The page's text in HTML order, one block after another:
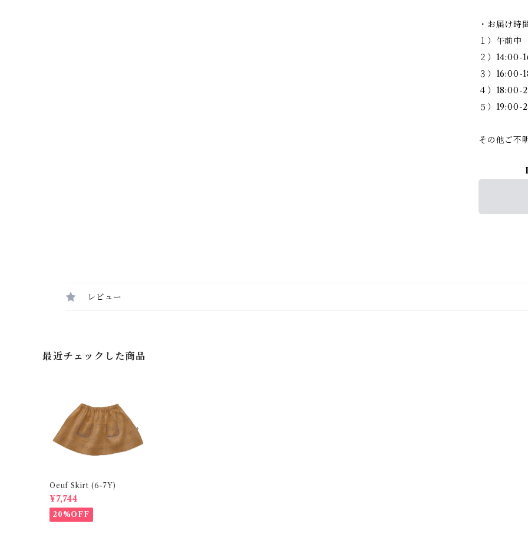
・お届け時
１）午前中
２）14:00-
３）16:00-
４）18:00-
５）19:00-
その他ご不
レビュー
最近チェックした商品
Oeuf Skirt (6-7Y)
¥7,744
20%OFF